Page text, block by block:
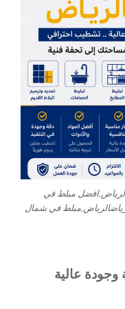
مبلط في
في شمال
وجودة عالية